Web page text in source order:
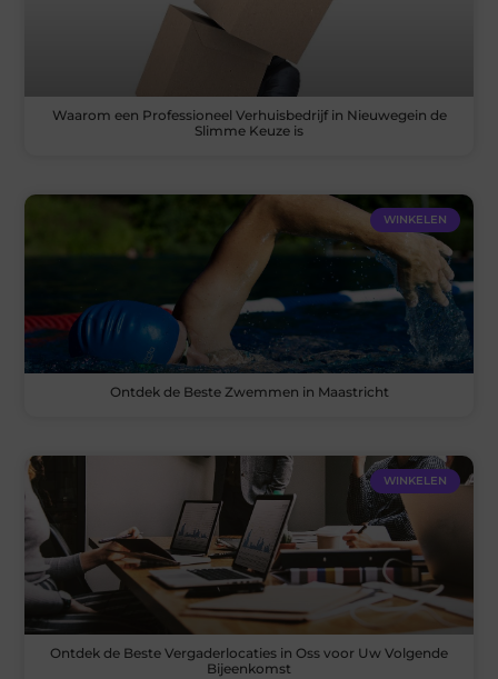
Waarom een Professioneel Verhuisbedrijf in Nieuwegein de
Slimme Keuze is
WINKELEN
Ontdek de Beste Zwemmen in Maastricht
WINKELEN
Ontdek de Beste Vergaderlocaties in Oss voor Uw Volgende
Bijeenkomst